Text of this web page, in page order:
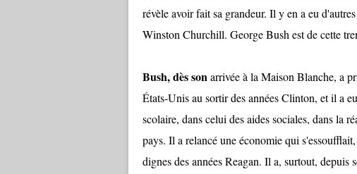
révèle avoir fait sa grandeur. Il y en a eu
Winston Churchill. George Bush est de cette
Bush, dès sonarrivée à la Maison Blanche, a
États-Unis au sortir des années Clinton, et il a
scolaire, dans celui des aides sociales, dans la
pays. Il a relancé une économie qui
dignes des années Reagan. Il a, surtout, depuis